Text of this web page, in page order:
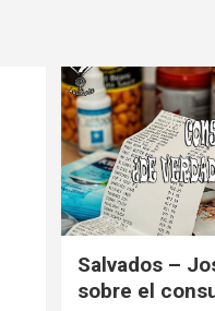
Salvados –
sobre el